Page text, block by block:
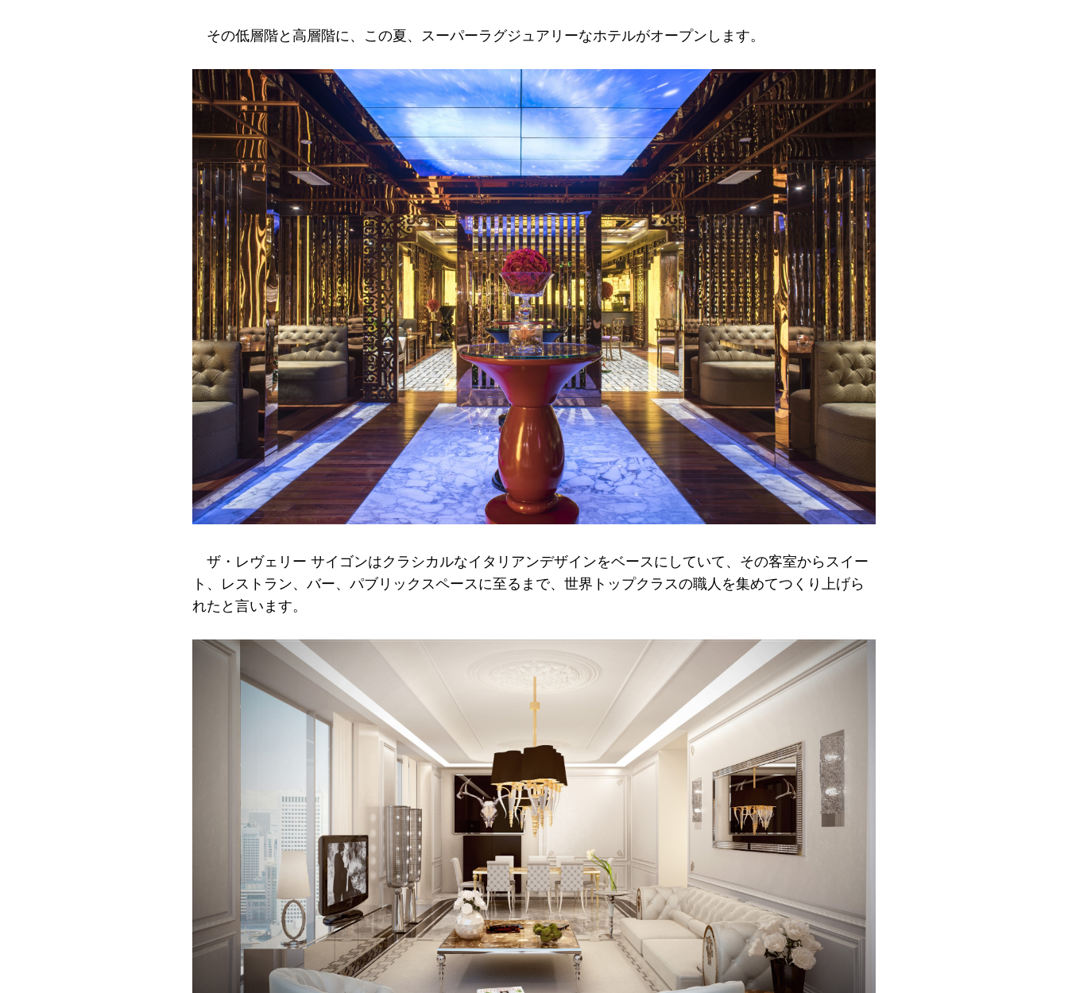
その低層階と高層階に、この夏、スーパーラグジュアリーなホテルがオープンします。
ザ・レヴェリー サイゴンはクラシカルなイタリアンデザインをベースにしていて、その客室からスイー
ト、レストラン、バー、パブリックスペースに至るまで、世界トップクラスの職人を集めてつくり上げら
れたと言います。